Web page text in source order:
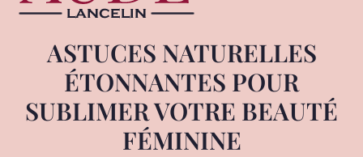
ASTUCES NATURELLES
ÉTONNANTES POUR
SUBLIMER VOTRE BEAUTÉ
FÉMININE